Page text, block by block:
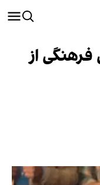
فرهنگی از